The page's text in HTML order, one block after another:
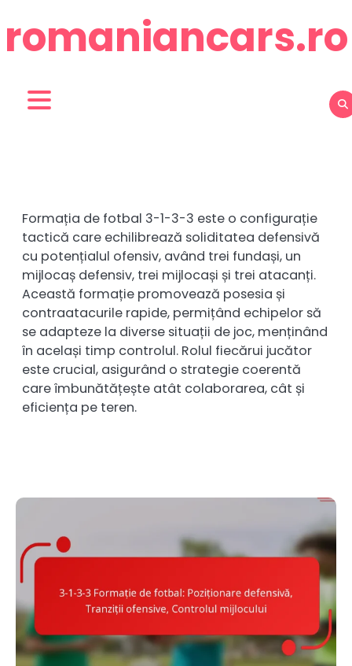
to
content
romaniancars.ro
Formația de fotbal 3-1-3-3 este o configurație
tactică care echilibrează soliditatea defensivă
cu potențialul ofensiv, având trei fundași, un
mijlocaș defensiv, trei mijlocași și trei atacanți.
Această formație promovează posesia și
contraatacurile rapide, permițând echipelor să
se adapteze la diverse situații de joc, menținând
în același timp controlul. Rolul fiecărui jucător
este crucial, asigurând o strategie coerentă
care îmbunătățește atât colaborarea, cât și
eficiența pe teren.